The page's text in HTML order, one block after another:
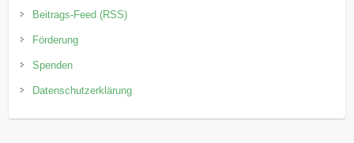
Beitrags-Feed (RSS)
Förderung
Spenden
Datenschutzerklärung